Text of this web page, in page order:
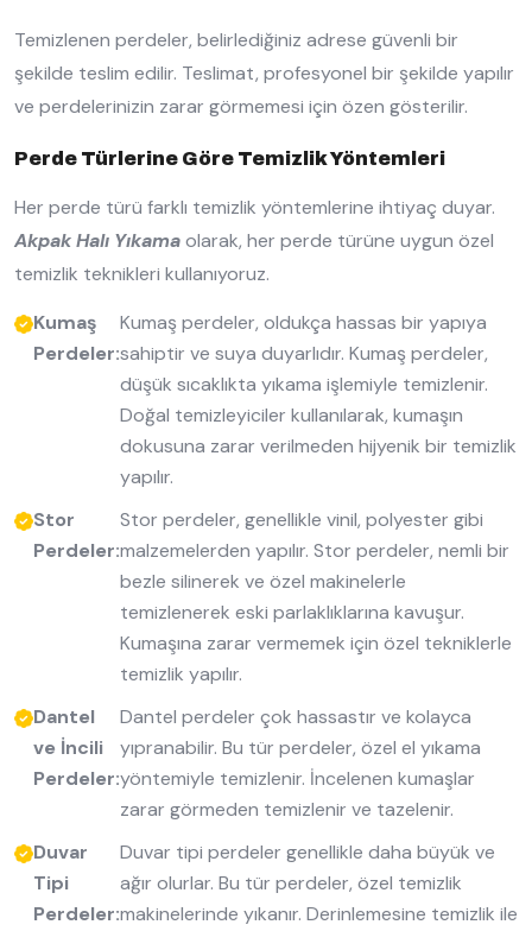
Temizlenen perdeler, belirlediğiniz adrese güvenli bir
şekilde teslim edilir. Teslimat, profesyonel bir şekilde yapılır
ve perdelerinizin zarar görmemesi için özen gösterilir.
Perde Türlerine Göre Temizlik Yöntemleri
Her perde türü farklı temizlik yöntemlerine ihtiyaç duyar.
Akpak Halı Yıkamaolarak, her perde türüne uygun özel
temizlik teknikleri kullanıyoruz.
Kumaş
Perdeler:
Kumaş perdeler, oldukça hassas bir yapıya
sahiptir ve suya duyarlıdır. Kumaş perdeler,
düşük sıcaklıkta yıkama işlemiyle temizlenir.
Doğal temizleyiciler kullanılarak, kumaşın
dokusuna zarar verilmeden hijyenik bir temizlik
yapılır.
Stor
Perdeler:
Stor perdeler, genellikle vinil, polyester gibi
malzemelerden yapılır. Stor perdeler, nemli bir
bezle silinerek ve özel makinelerle
temizlenerek eski parlaklıklarına kavuşur.
Kumaşına zarar vermemek için özel tekniklerle
temizlik yapılır.
Dantel
ve İncili
Perdeler:
Dantel perdeler çok hassastır ve kolayca
yıpranabilir. Bu tür perdeler, özel el yıkama
yöntemiyle temizlenir. İncelenen kumaşlar
zarar görmeden temizlenir ve tazelenir.
Duvar
Tipi
Perdeler:
Duvar tipi perdeler genellikle daha büyük ve
ağır olurlar. Bu tür perdeler, özel temizlik
makinelerinde yıkanır. Derinlemesine temizlik ile